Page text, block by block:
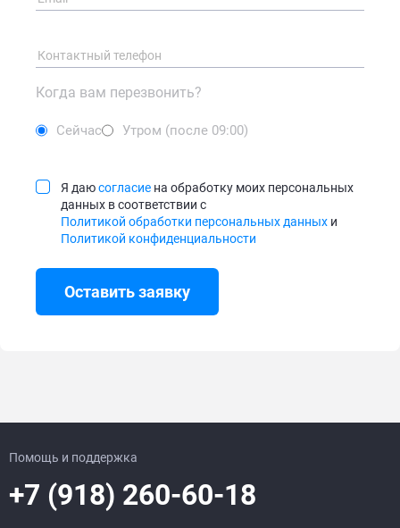
Когда вам перезвонить?
Сейчас Утром (после 09:00)
Я даюсогласие на обработку моих персональных
данных в соответствии с
Политикой обработки персональных данных и
Политикой конфиденциальности
Оставить заявку
Помощь и поддержка
+7 (918) 260-60-18